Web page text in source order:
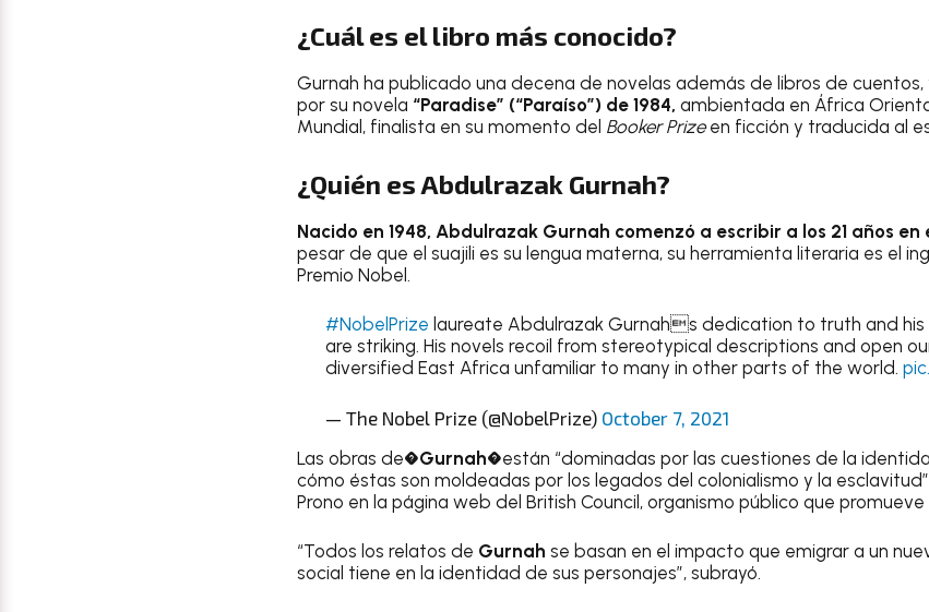
¿Cuál es el libro más conocido?
Gurnah ha publicado una decena de novelas además de libros de
por su novela “Paradise” (“Paraíso”) de 1984, ambientada en África
Mundial, finalista en su momento del Booker Prizeen ficción y traducida al
¿Quién es Abdulrazak Gurnah?
Nacido en 1948, Abdulrazak Gurnah comenzó a escribir a los 21 años
pesar de que el suajili es su lengua materna, su herramienta literaria es el
Premio Nobel.
#NobelPrize laureate Abdulrazak Gurnahs dedication to truth and
are striking. His novels recoil from stereotypical descriptions and open
diversified East Africa unfamiliar to many in other parts of the world.
— The Nobel Prize (@NobelPrize) October 7, 2021
Las obras de�Gurnah�están “dominadas por las cuestiones de la
cómo éstas son moldeadas por los legados del colonialismo y la
Prono en la página web del British Council, organismo público que
“Todos los relatos de Gurnah se basan en el impacto que emigrar a un
social tiene en la identidad de sus personajes”, subrayó.